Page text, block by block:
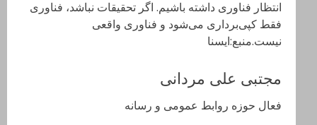
انتظار فناوری داشته باشیم. اگر تحقیقات نباشد، فناوری
فقط کپی‌برداری می‌شود و فناوری واقعی
نیست.منبع:ایسنا
مجتبی علی مردانی
فعال حوزه روابط عمومی و رسانه